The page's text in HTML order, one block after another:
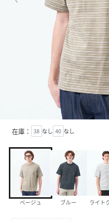
在庫： 38 なし 40 なし
ベージュ ブルー ライト